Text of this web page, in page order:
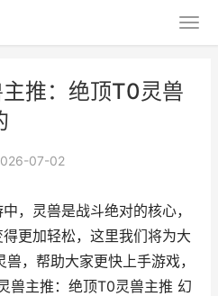
主推：绝顶T0灵兽
07-02
，灵兽是战斗绝对的核心，
更加轻松，这里我们将为大
，帮助大家更快上手游戏，
兽主推：绝顶T0灵兽主推 幻